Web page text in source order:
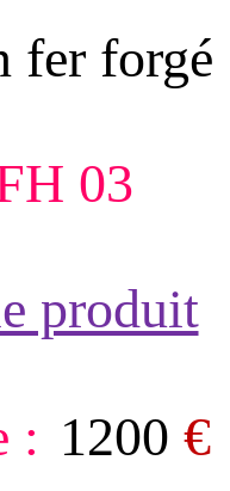
fer forgé
03
produit
: 1200 €